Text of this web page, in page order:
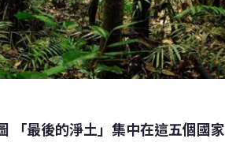
「最後的淨土」集中在這五個國家